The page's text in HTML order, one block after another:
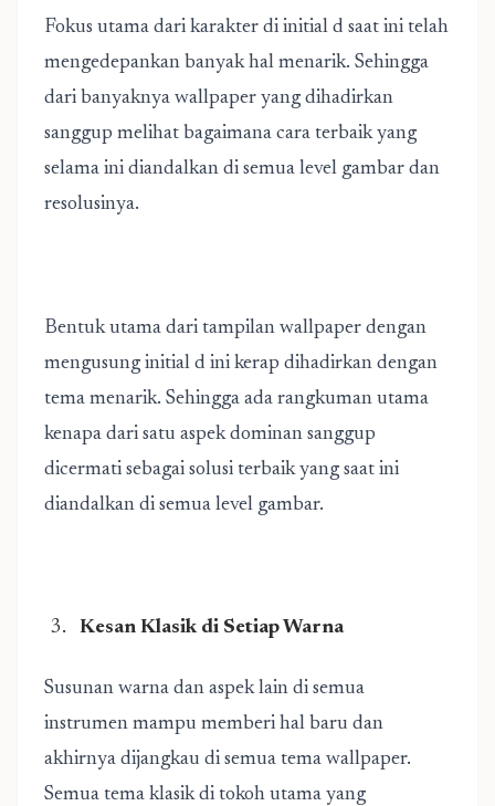
Fokus utama dari karakter di initial d saat ini telah
mengedepankan banyak hal menarik. Sehingga
dari banyaknya wallpaper yang dihadirkan
sanggup melihat bagaimana cara terbaik yang
selama ini diandalkan di semua level gambar dan
resolusinya.
Bentuk utama dari tampilan wallpaper dengan
mengusung initial d ini kerap dihadirkan dengan
tema menarik. Sehingga ada rangkuman utama
kenapa dari satu aspek dominan sanggup
dicermati sebagai solusi terbaik yang saat ini
diandalkan di semua level gambar.
Kesan Klasik di Setiap Warna
Susunan warna dan aspek lain di semua
instrumen mampu memberi hal baru dan
akhirnya dijangkau di semua tema wallpaper.
Semua tema klasik di tokoh utama yang